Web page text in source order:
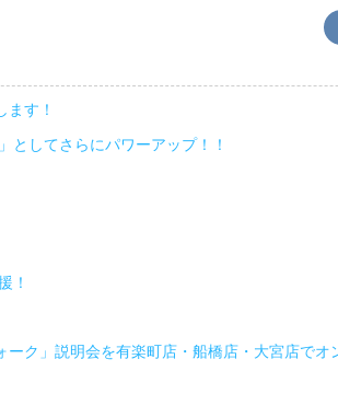
す！
としてさらにパワーアップ！！
！
ーク」説明会を有楽町店・船橋店・大宮店でオ